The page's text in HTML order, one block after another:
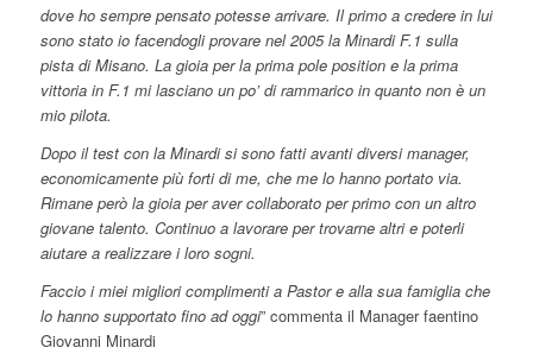
dove ho sempre pensato potesse arrivare. Il primo a credere in lui
sono stato io facendogli provare nel 2005 la Minardi F.1 sulla
pista di Misano. La gioia per la prima pole position e la prima
vittoria in F.1 mi lasciano un po’ di rammarico in quanto non è un
mio pilota.
Dopo il test con la Minardi si sono fatti avanti diversi manager,
economicamente più forti di me, che me lo hanno portato via.
Rimane però la gioia per aver collaborato per primo con un altro
giovane talento. Continuo a lavorare per trovarne altri e poterli
aiutare a realizzare i loro sogni.
Faccio i miei migliori complimenti a Pastor e alla sua famiglia che
lo hanno supportato fino ad oggi” commenta il Manager faentino
Giovanni Minardi